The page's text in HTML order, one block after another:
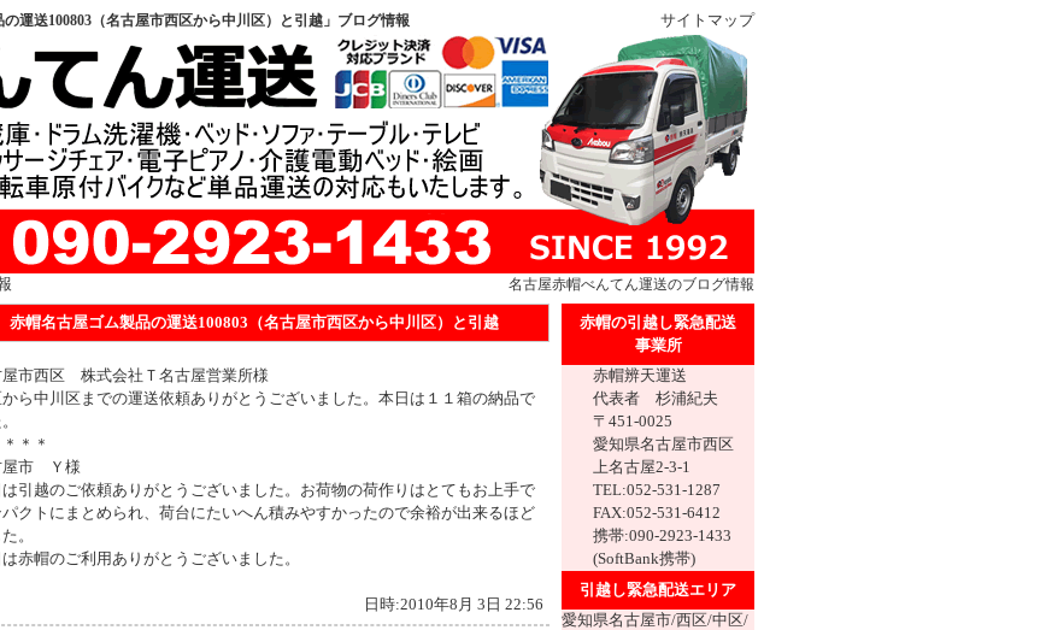
運送100803（名古屋市西区から中川区）と引越」ブログ情報 サイトマップ
名古屋赤帽べんてん運送のブログ情報
赤帽名古屋ゴム製品の運送100803（名古屋市西区から中川区）と引越
屋市西区 株式会社Ｔ名古屋営業所様
ら中川区までの運送依頼ありがとうございました。本日は１１箱の納品で
＊＊＊
屋市 Ｙ様
引越のご依頼ありがとうございました。お荷物の荷作りはとてもお上手で
パクトにまとめられ、荷台にたいへん積みやすかったので余裕が出来るほど
。
赤帽のご利用ありがとうございました。
日時:2010年8月 3日 22:56
赤帽の引越し緊急配送
事業所
赤帽辨天運送
代表者 杉浦紀夫
〒451-0025
愛知県名古屋市西区
上名古屋2-3-1
TEL:052-531-1287
FAX:052-531-6412
携帯:090-2923-1433
(SoftBank携帯)
引越し緊急配送エリア
愛知県名古屋市/西区/中区/